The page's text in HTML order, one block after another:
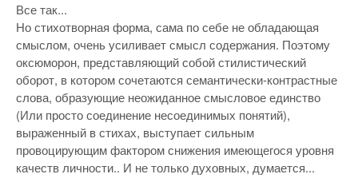
Все так...
Но стихотворная форма, сама по себе не обладающая
смыслом, очень усиливает смысл содержания. Поэтому
оксюморон, представляющий собой стилистический
оборот, в котором сочетаются семантически-контрастные
слова, образующие неожиданное смысловое единство
(Или просто соединение несоединимых понятий),
выраженный в стихах, выступает сильным
провоцирующим фактором снижения имеющегося уровня
качеств личности.. И не только духовных, думается...